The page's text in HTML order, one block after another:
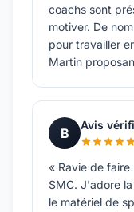
coachs sont
motiver. De
pour travailler
Martin
B
Avis
« Ravie de faire
SMC. J'adore
le matériel de